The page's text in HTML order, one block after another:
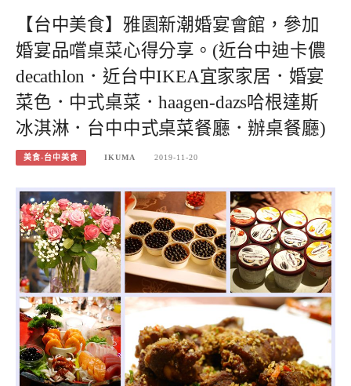
【台中美食】雅園新潮婚宴會館，參加
婚宴品嚐桌菜心得分享。(近台中迪卡儂
decathlon．近台中IKEA宜家家居．婚宴
菜色．中式桌菜．haagen-dazs哈根達斯
冰淇淋．台中中式桌菜餐廳．辦桌餐廳)
美食-台中美食 IKUMA 2019-11-20